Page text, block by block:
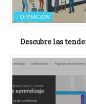
FORMACIÓN
Descubre las